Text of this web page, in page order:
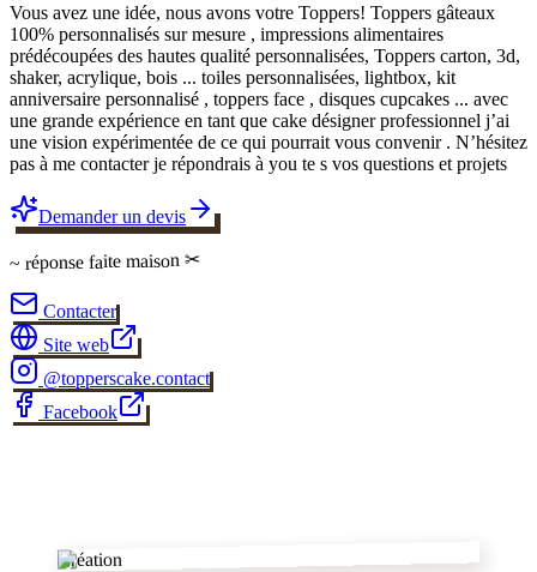
Vous avez une idée, nous avons votre Toppers! Toppers gâteaux
100% personnalisés sur mesure , impressions alimentaires
prédécoupées des hautes qualité personnalisées, Toppers carton, 3d,
shaker, acrylique, bois ... toiles personnalisées, lightbox, kit
anniversaire personnalisé , toppers face , disques cupcakes ... avec
une grande expérience en tant que cake désigner professionnel j’ai
une vision expérimentée de ce qui pourrait vous convenir . N’hésitez
pas à me contacter je répondrais à you te s vos questions et projets
Demander un devis
~ réponsefaite maison ✂
Contacter
Site web
@topperscake.contact
Facebook
Création